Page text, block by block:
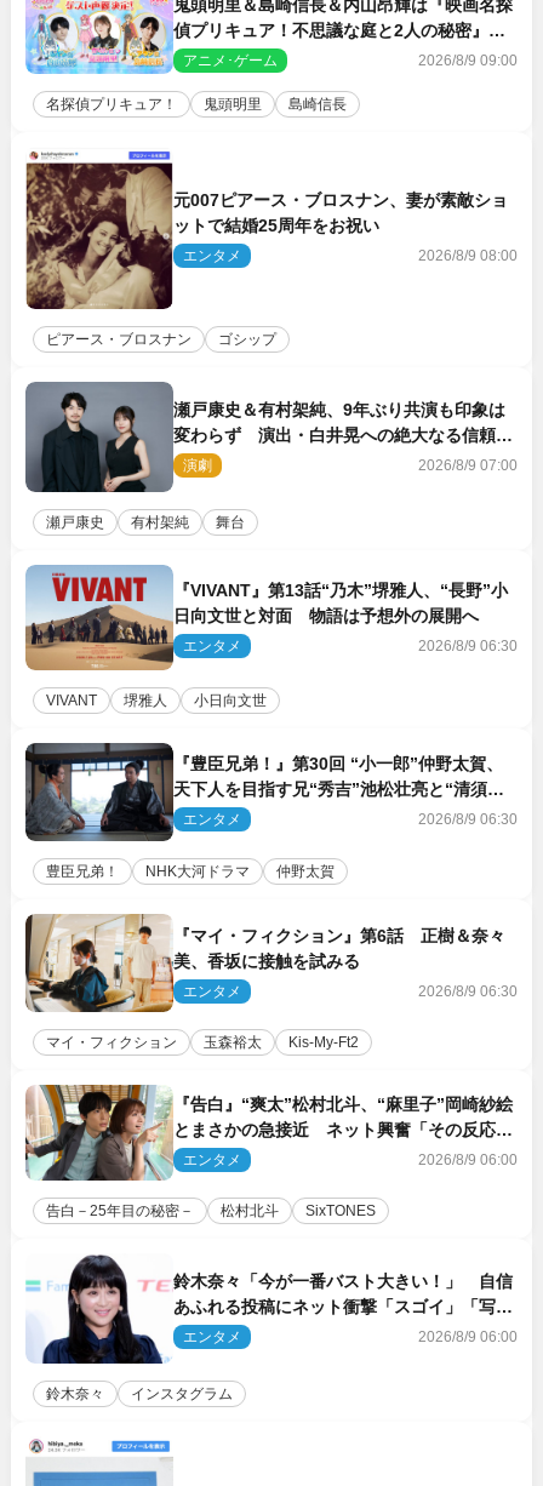
鬼頭明里＆島崎信長＆内山昂輝は『映画名探
偵プリキュア！不思議な庭と2人の秘密』ゲ
スト声優に決定
アニメ･ゲーム 2026/8/9 09:00
名探偵プリキュア！ 鬼頭明里 島崎信長
元007ピアース・ブロスナン、妻が素敵ショ
ットで結婚25周年をお祝い
エンタメ 2026/8/9 08:00
ピアース・ブロスナン ゴシップ
瀬戸康史＆有村架純、9年ぶり共演も印象は
変わらず 演出・白井晃への絶大なる信頼を
胸に舞台『キュー』に挑む
演劇 2026/8/9 07:00
瀬戸康史 有村架純 舞台
『VIVANT』第13話“乃木”堺雅人、“長野”小
日向文世と対面 物語は予想外の展開へ
エンタメ 2026/8/9 06:30
VIVANT 堺雅人 小日向文世
『豊臣兄弟！』第30回 “小一郎”仲野太賀、
天下人を目指す兄“秀吉”池松壮亮と“清須会
議”へ
エンタメ 2026/8/9 06:30
豊臣兄弟！ NHK大河ドラマ 仲野太賀
『マイ・フィクション』第6話 正樹＆奈々
美、香坂に接触を試みる
エンタメ 2026/8/9 06:30
マイ・フィクション 玉森裕太 Kis‐My‐Ft2
『告白』“爽太”松村北斗、“麻里子”岡崎紗絵
とまさかの急接近 ネット興奮「その反応
は」「いいの!?」（ネタバレあり）
エンタメ 2026/8/9 06:00
告白－25年目の秘密－ 松村北斗 SixTONES
鈴木奈々「今が一番バスト大きい！」 自信
あふれる投稿にネット衝撃「スゴイ」「写真
集を出して欲しい」
エンタメ 2026/8/9 06:00
鈴木奈々 インスタグラム